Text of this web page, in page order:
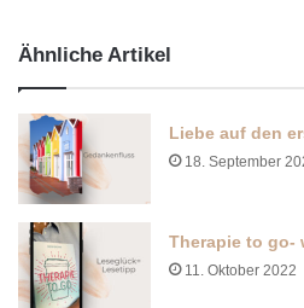
Ähnliche Artikel
Liebe auf den
18. September
Therapie to go-
11. Oktober 2022